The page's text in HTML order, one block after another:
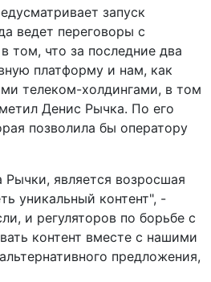
запуск
ведет переговоры с
том, что за последние два
платформу и нам, как
телеком-холдингами, в том
Денис Рычка. По его
позволила бы оператору
является возросшая
уникальный контент", -
и регуляторов по борьбе с
контент вместе с нашими
предложения,